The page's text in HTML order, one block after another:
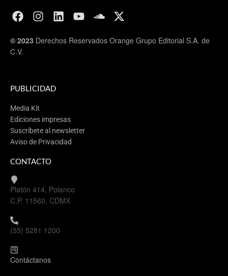
© 2023 Derechos Reservados Orange Grupo Editorial S.A. de
C.V.
PUBLICIDAD
Media Kit
Ediciones impresas
Suscríbete al newsletter
Aviso de Privacidad
CONTACTO
Platón 414, Polanco
C.P. 11560, CDMX
(55) 5281 1200
Contáctanos